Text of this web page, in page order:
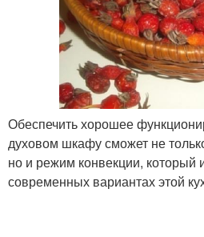
Обеспечить хорошее
духовом шкафу сможет не
но и режим конвекции, который
современных вариантах этой